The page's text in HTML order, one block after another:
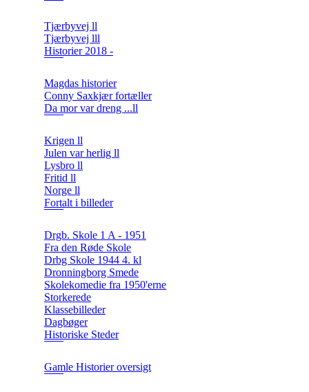
Tjærbyvej ll
Tjærbyvej lll
Historier 2018 -
Magdas historier
Conny Saxkjær fortæller
Da mor var dreng ...ll
Krigen ll
Julen var herlig ll
Lysbro ll
Fritid ll
Norge ll
Fortalt i billeder
Drgb. Skole 1 A - 1951
Fra den Røde Skole
Drbg Skole 1944 4. kl
Dronningborg Smede
Skolekomedie fra 1950'erne
Storkerede
Klassebilleder
Dagbøger
Historiske Steder
Gamle Historier oversigt